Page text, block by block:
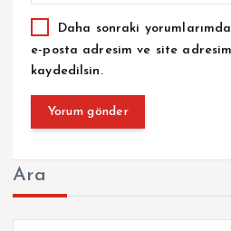
Daha sonraki
e-posta adresim ve site
kaydedilsin.
Ara